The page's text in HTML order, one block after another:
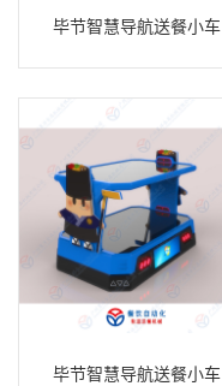
毕节智慧导航送餐小车
毕节智慧导航送餐小车